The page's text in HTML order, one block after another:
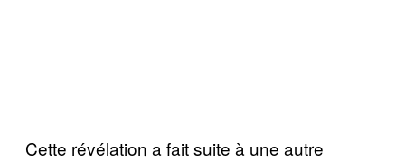
Cette révélation a fait suite à une autre